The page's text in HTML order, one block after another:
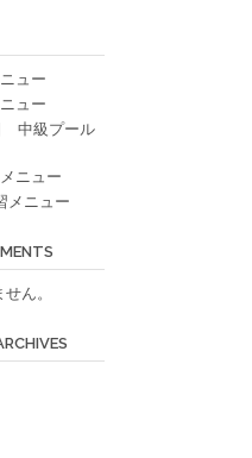
ュー
ュー
中級プール
ニュー
メニュー
ん。